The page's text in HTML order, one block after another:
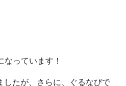
なっています！
たが、さらに、ぐるなびで